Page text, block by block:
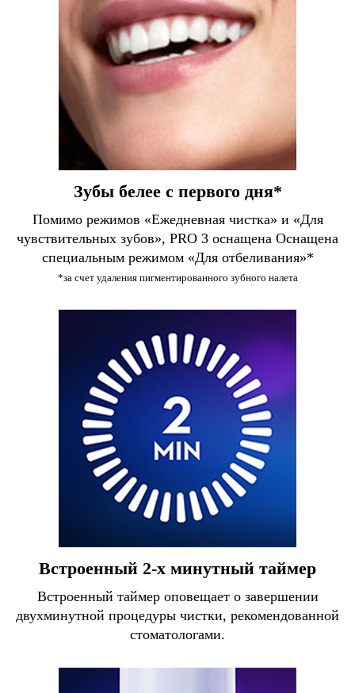
Зубы белее с первого дня*
Помимо режимов «Ежедневная чистка» и «Для
чувствительных зубов», PRO 3 оснащена Оснащена
специальным режимом «Для отбеливания»*
*за счет удаления пигментированного зубного налета
Встроенный 2-х минутный таймер
Встроенный таймер оповещает о завершении
двухминутной процедуры чистки, рекомендованной
стоматологами.